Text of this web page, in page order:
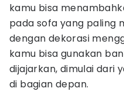
kamu bisa
pada sofa yang paling
dengan dekorasi
kamu bisa gunakan
dijajarkan, dimulai dari
di bagian depan.